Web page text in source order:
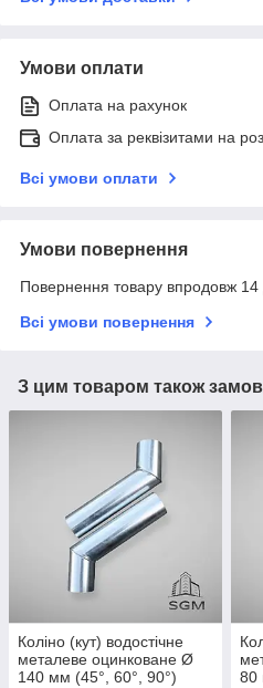
Умови оплати
Оплата на рахунок
Оплата за реквізитами на
Всі умови оплати
Умови повернення
Повернення товару впродовж 14
Всі умови повернення
З цим товаром також
Коліно (кут) водостічне
металеве оцинковане Ø
140 мм (45°, 60°, 90°)
80